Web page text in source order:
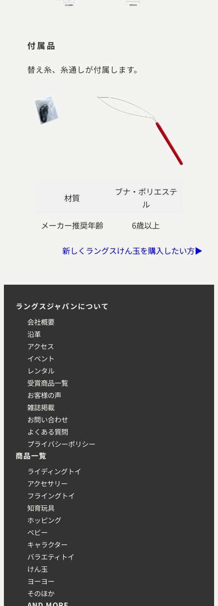
付属品
替え糸、糸通しが付属します。
材質
ブナ・ポリエステ
ル
メーカー推奨年齢
6歳以上
新しくラングスけん玉を購入したい方▶
ラングスジャパンについて
会社概要
沿革
アクセス
イベント
レンタル
受賞商品一覧
お客様の声
雑誌掲載
お問い合わせ
よくある質問
プライバシーポリシー
商品一覧
ライディングトイ
アクセサリー
フライングトイ
知育玩具
ホッピング
ベビー
キャラクター
バラエティトイ
けん玉
ヨーヨー
そのほか